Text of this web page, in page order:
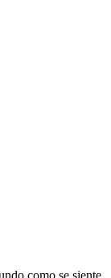
como se siente